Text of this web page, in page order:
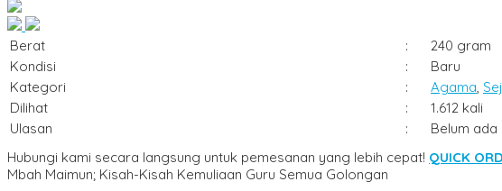
Berat :
240 gram
Kondisi
:
Baru
Kategori
: Agama,
Dilihat
:
1.612 kali
Ulasan
:
Belum ada
Hubungi kami secara langsung untuk pemesanan yang lebih cepat! QUICK
Mbah Maimun; Kisah-Kisah Kemuliaan Guru Semua Golongan